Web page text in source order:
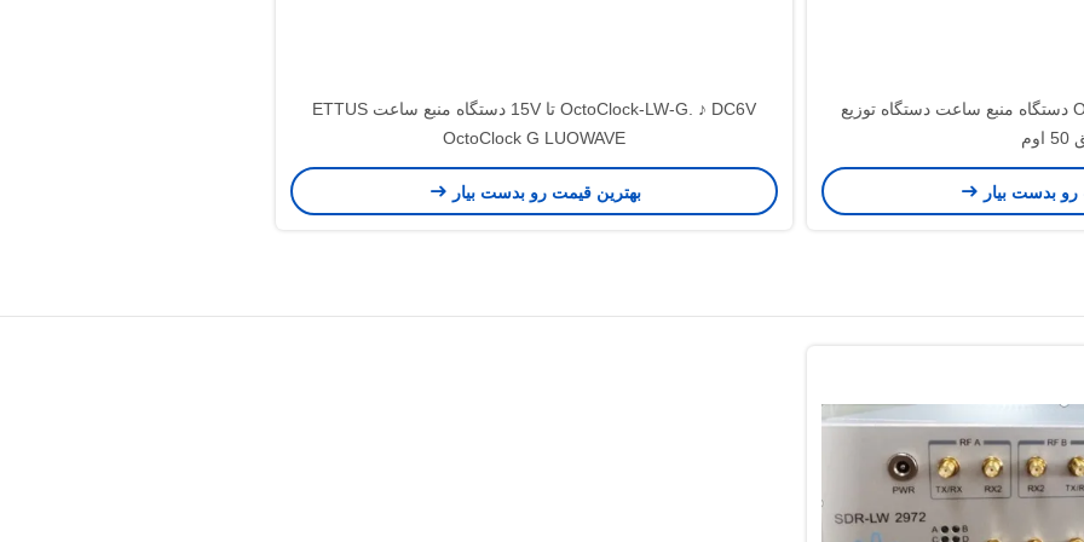
OctoClock-LW-G. CDA-2990 دستگاه منبع ساعت دستگاه توزیع
بدست بیار
OctoClock-LW-G. ♪ DC6V تا 15V دستگاه منبع ساعت ETTUS
OctoClock G LUOWAVE
بهترین قیمت رو بدست بیار